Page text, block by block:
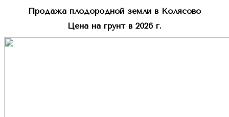
Продажа плодородной земли в Колясово
Цена на грунт в 2026 г.